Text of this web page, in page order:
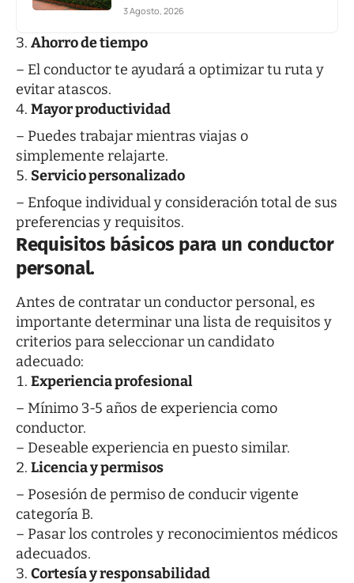
3 Agosto, 2026
Ahorro de tiempo
– El conductor te ayudará a optimizar tu ruta y
evitar atascos.
Mayor productividad
– Puedes trabajar mientras viajas o
simplemente relajarte.
Servicio personalizado
– Enfoque individual y consideración total de sus
preferencias y requisitos.
Requisitos básicos para un conductor
personal.
Antes de contratar un conductor personal, es
importante determinar una lista de requisitos y
criterios para seleccionar un candidato
adecuado:
Experiencia profesional
– Mínimo 3-5 años de experiencia como
conductor.
– Deseable experiencia en puesto similar.
Licencia y permisos
– Posesión de permiso de conducir vigente
categoría B.
– Pasar los controles y reconocimientos médicos
adecuados.
Cortesía y responsabilidad